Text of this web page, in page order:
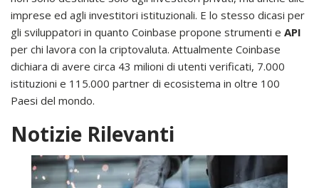
imprese ed agli investitori istituzionali. E lo stesso dicasi per
gli sviluppatori in quanto Coinbase propone strumenti e API
per chi lavora con la criptovaluta. Attualmente Coinbase
dichiara di avere circa 43 milioni di utenti verificati, 7.000
istituzioni e 115.000 partner di ecosistema in oltre 100
Paesi del mondo.
Notizie Rilevanti